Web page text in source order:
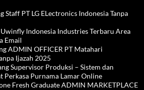
Staff PT LG ELectronics Indonesia Tanpa
Indonesia Industries Terbaru Area
Email
ADMIN OFFICER PT Matahari
Ijazah 2025
Supervisor Produksi – Sistem dan
Purnama Lamar Online
Fresh Graduate ADMIN MARKETPLACE